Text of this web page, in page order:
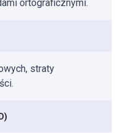
ortograficznymi.
straty